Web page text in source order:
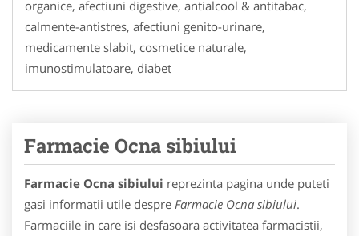
organice, afectiuni digestive, antialcool & antitabac,
calmente-antistres, afectiuni genito-urinare,
medicamente slabit, cosmetice naturale,
imunostimulatoare, diabet
Farmacie Ocna sibiului
Farmacie Ocna sibiului reprezinta pagina unde puteti
gasi informatii utile despre Farmacie Ocna sibiului.
Farmaciile in care isi desfasoara activitatea farmacistii,